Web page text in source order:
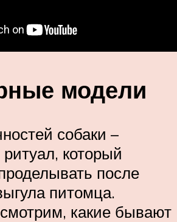
модели
собаки –
который
после
питомца.
какие бывают